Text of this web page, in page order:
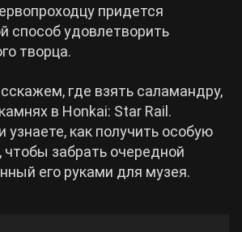
придется
способ удовлетворить
творца.
где взять саламандру,
в Honkai: Star Rail.
узнаете, как получить особую
чтобы забрать очередной
его руками для музея.